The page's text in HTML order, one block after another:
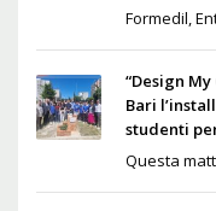
Formedil,
“Design
Bari
studenti
Questa